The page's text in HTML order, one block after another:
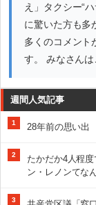
え」タクシー“
に驚いた方も多
多くのコメント
す。 みなさん
週間人気記事
1 28年前の思い出
2
たかだか4人程
ン・レノンてな
3